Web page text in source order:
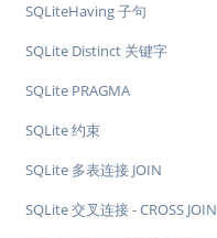
SQLiteHaving 子句
SQLite Distinct 关键字
SQLite PRAGMA
SQLite 约束
SQLite 多表连接 JOIN
SQLite 交叉连接 - CROSS JOIN